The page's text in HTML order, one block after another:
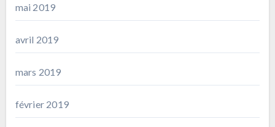
mai 2019
avril 2019
mars 2019
février 2019